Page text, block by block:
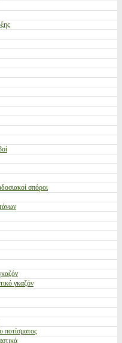
σπόροι
γκαζόν
ποτίσματος